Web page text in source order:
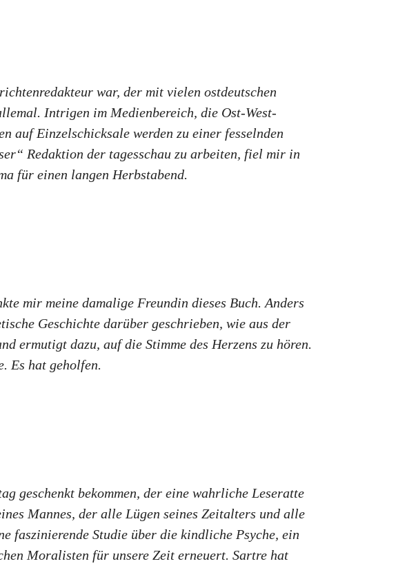
war, der mit vielen ostdeutschen
Intrigen im Medienbereich, die Ost-West-
auf Einzelschicksale werden zu einer fesselnden
Redaktion der tagesschau zu arbeiten, fiel mir in
für einen langen Herbstabend.
mir meine damalige Freundin dieses Buch. Anders
Geschichte darüber geschrieben, wie aus der
ermutigt dazu, auf die Stimme des Herzens zu hören.
Es hat geholfen.
geschenkt bekommen, der eine wahrliche Leseratte
Mannes, der alle Lügen seines Zeitalters und alle
faszinierende Studie über die kindliche Psyche, ein
Moralisten für unsere Zeit erneuert. Sartre hat